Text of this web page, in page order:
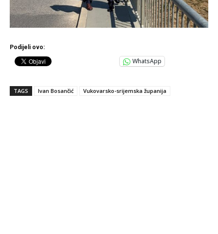
Podijeli ovo:
WhatsApp
TAGS Ivan Bosančić Vukovarsko-srijemska županija